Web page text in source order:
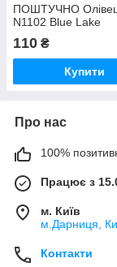
ПОШТУЧНО
N1102 Blue Lake
110 ₴
Купити
Про нас
100%
Працює з
м. Київ
м.Дарниця,
Контакти